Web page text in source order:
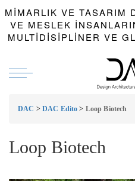
MIMARLIK VE TASARIM
VE MESLEK
MULTIDISIPLINER VE
DAC > DAC Edito > Loop Biotech
Loop Biotech